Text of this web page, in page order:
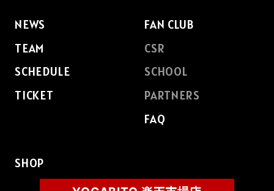
NEWS
TEAM
SCHEDULE
TICKET
FAN CLUB
CSR
SCHOOL
PARTNERS
FAQ
SHOP